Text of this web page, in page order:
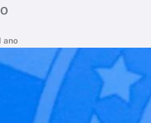
ano